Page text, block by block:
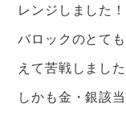
レンジしました！
バロックのとて
えて苦戦しまし
しかも金・銀該